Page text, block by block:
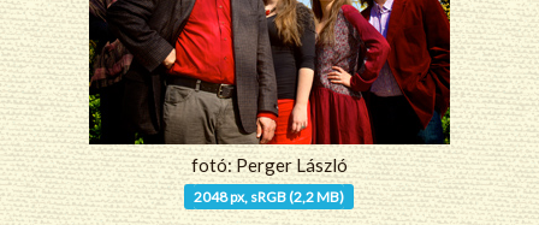
fotó: Perger László
2048 px, sRGB (2,2 MB)